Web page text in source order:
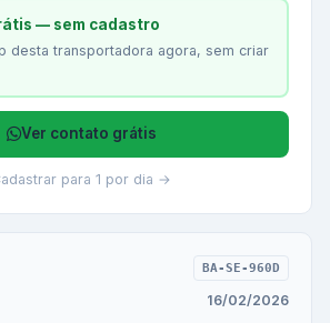
— sem cadastro
desta transportadora agora, sem criar
Ver contato grátis
para 1 por dia →
BA-SE-960D
16/02/2026